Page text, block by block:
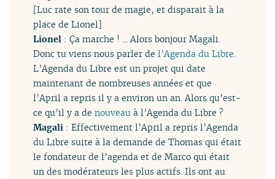
[Luc rate son tour de magie, et disparait à la
place de Lionel]
Lionel : Ça marche ! ... Alors bonjour Magali.
Donc tu viens nous parler del’Agenda du Libre.
L’Agenda du Libre est un projet qui date
maintenant de nombreuses années et que
l’April a repris il y a environ un an. Alors qu’est-
ce qu’il y a denouveau à l’Agenda du Libre ?
Magali : Effectivement l’April a repris l’Agenda
du Libre suite à la demande de Thomas qui était
le fondateur de l’agenda et de Marco qui était
un des modérateurs les plus actifs. Ils ont au